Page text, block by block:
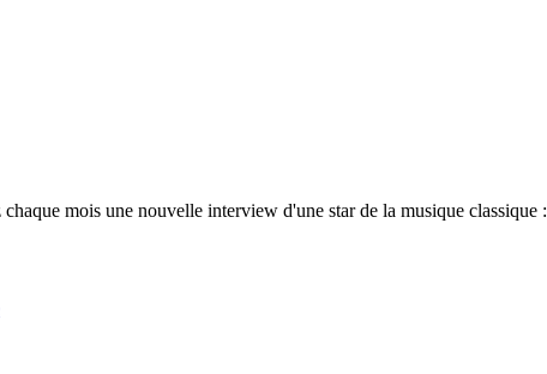
mois une nouvelle interview d'une star de la musique classique :